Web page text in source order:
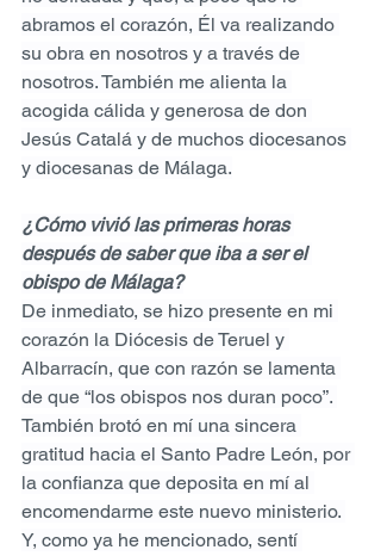
abramos el corazón, Él va realizando
su obra en nosotros y a través de
nosotros. También me alienta la
acogida cálida y generosa de don
Jesús Catalá y de muchos diocesanos
y diocesanas de Málaga.
¿Cómo vivió las primeras horas
después de saber que iba a ser el
obispo de Málaga?
De inmediato, se hizo presente en mi
corazón la Diócesis de Teruel y
Albarracín, que con razón se lamenta
de que “los obispos nos duran poco”.
También brotó en mí una sincera
gratitud hacia el Santo Padre León, por
la confianza que deposita en mí al
encomendarme este nuevo ministerio.
Y, como ya he mencionado, sentí